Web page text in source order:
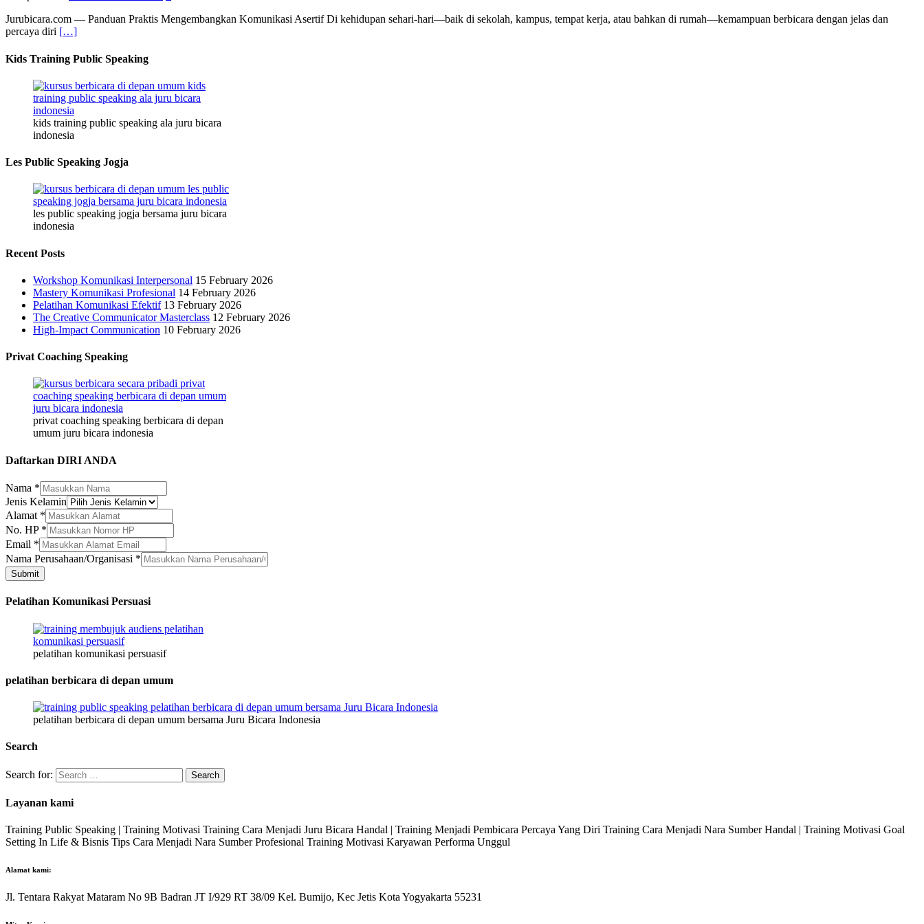
Jurubicara.com — Panduan Praktis Mengembangkan Komunikasi Asertif Di kehidupan sehari-hari—baik di sekolah, kampus, tempat kerja, atau bahkan di rumah—kemampuan berbicara dengan jelas dan
percaya diri […]
Kids Training Public Speaking
kids training public speaking ala juru bicara
indonesia
Les Public Speaking Jogja
les public speaking jogja bersama juru bicara
indonesia
Recent Posts
Workshop Komunikasi Interpersonal 15 February 2026
Mastery Komunikasi Profesional 14 February 2026
Pelatihan Komunikasi Efektif 13 February 2026
The Creative Communicator Masterclass 12 February 2026
High-Impact Communication 10 February 2026
Privat Coaching Speaking
privat coaching speaking berbicara di depan
umum juru bicara indonesia
Daftarkan DIRI ANDA
Jenis
Email
Nama
Nama *
Jenis Kelamin
Alamat *
No. HP *
Email *
Nama Perusahaan/Organisasi *
Submit
Pelatihan Komunikasi Persuasi
pelatihan komunikasi persuasif
pelatihan berbicara di depan umum
pelatihan berbicara di depan umum bersama Juru Bicara Indonesia
Search
Search for:
Layanan kami
Training Public Speaking | Training Motivasi Training Cara Menjadi Juru Bicara Handal | Training Menjadi Pembicara Percaya Yang Diri Training Cara Menjadi Nara Sumber Handal | Training Motivasi Goal
Setting In Life & Bisnis Tips Cara Menjadi Nara Sumber Profesional Training Motivasi Karyawan Performa Unggul
Alamat kami:
Jl. Tentara Rakyat Mataram No 9B Badran JT I/929 RT 38/09 Kel. Bumijo, Kec Jetis Kota Yogyakarta 55231